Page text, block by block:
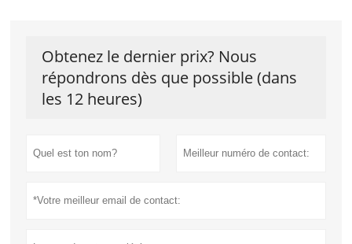
Obtenez le dernier prix? Nous
répondrons dès que possible (dans
les 12 heures)